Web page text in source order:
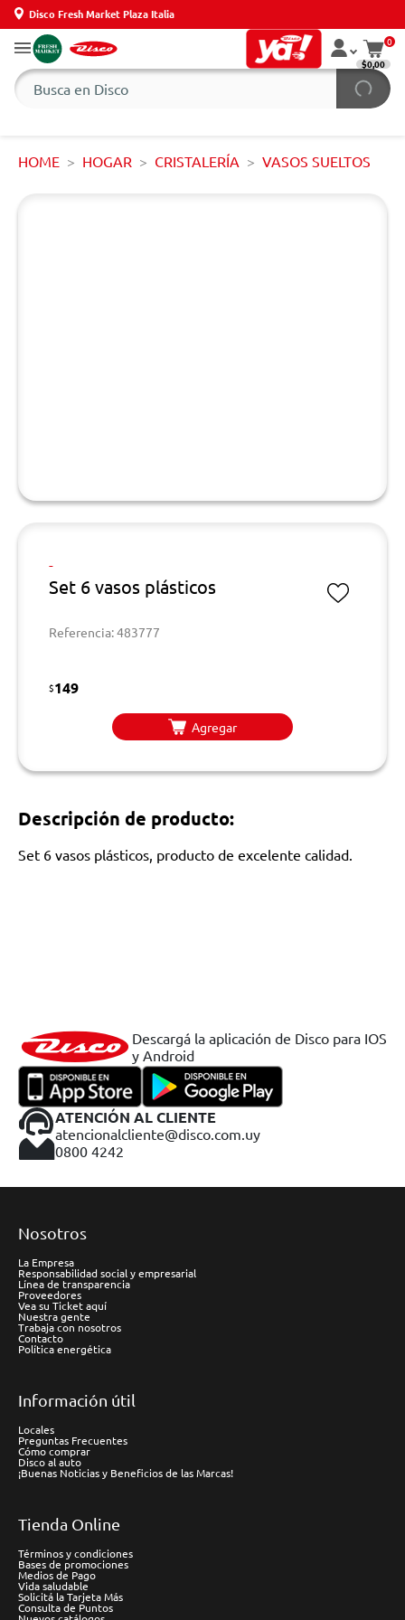
Disco Fresh Market Plaza Italia
0
$0,00
HOME HOGAR CRISTALERÍA VASOS SUELTOS
-
Set 6 vasos plásticos
Referencia: 483777
$149
Agregar
Descripción de producto:
Set 6 vasos plásticos, producto de excelente calidad.
Descargá la aplicación de Disco para IOS
y Android
ATENCIÓN AL CLIENTE
atencionalcliente@disco.com.uy
0800 4242
Nosotros
La Empresa
Responsabilidad social y empresarial
Línea de transparencia
Proveedores
Vea su Ticket aquí
Nuestra gente
Trabaja con nosotros
Contacto
Política energética
Información útil
Locales
Preguntas Frecuentes
Cómo comprar
Disco al auto
¡Buenas Noticias y Beneficios de las Marcas!
Tienda Online
Términos y condiciones
Bases de promociones
Medios de Pago
Vida saludable
Solicitá la Tarjeta Más
Consulta de Puntos